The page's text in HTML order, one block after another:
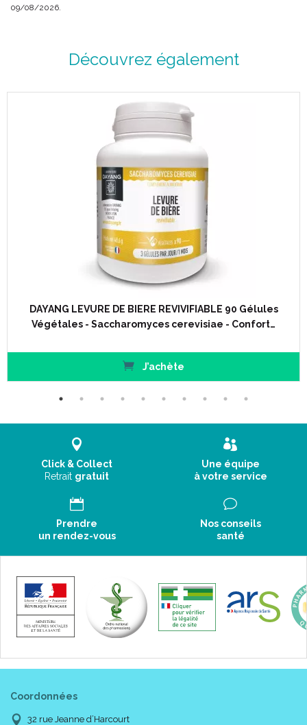
09/08/2026.
Découvrez également
DAYANG LEVURE DE BIERE REVIVIFIABLE 90 Gélules
Végétales - Saccharomyces cerevisiae - Confort…
J’achète
Click & Collect
Retrait gratuit
Une équipe
à votre service
Prendre
un rendez-vous
Nos conseils
santé
Coordonnées
32 rue Jeanne d’Harcourt